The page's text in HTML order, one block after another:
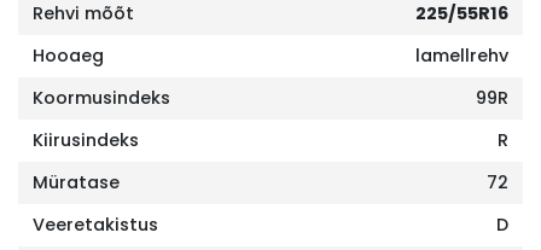
Rehvi mõõt
225/55R16
Hooaeg
lamellrehv
Koormusindeks
99R
Kiirusindeks
R
Müratase
72
Veeretakistus
D